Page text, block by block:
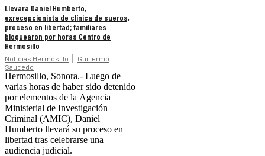
Llevará Daniel Humberto,
exrecepcionista de clínica de sueros,
proceso en libertad; familiares
bloquearon por horas Centro de
Hermosillo
Noticias Hermosillo
Guillermo
Saucedo
Hermosillo, Sonora.- Luego de
varias horas de haber sido detenido
por elementos de la Agencia
Ministerial de Investigación
Criminal (AMIC), Daniel
Humberto llevará su proceso en
libertad tras celebrarse una
audiencia judicial.